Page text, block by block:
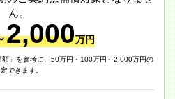
ん。
2,000万円
額」を参考に、50万円・100万円～2,000万円の
できます。